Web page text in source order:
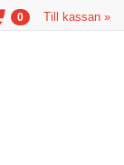
Till kassan »
0